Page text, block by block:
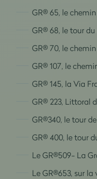
GR® 65, le
GR® 68, le tour
GR® 70, le
GR® 107, le
GR® 145, la Via
GR® 223, Littoral
GR®340, le tour
GR® 400, le tour
Le GR®509- La
Le GR®653, sur la